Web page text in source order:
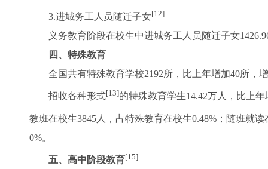
3.进城务工人员随迁子女[12]
义务教育阶段在校生中进城务工人员随迁子女
四、特殊教育
全国共有特殊教育学校2192所，比上年增加40所，增
招收各种形式[13]的特殊教育学生14.42万人，比上
教班在校生3845人，占特殊教育在校生0.48%；随班就
0%。
五、高中阶段教育[15]